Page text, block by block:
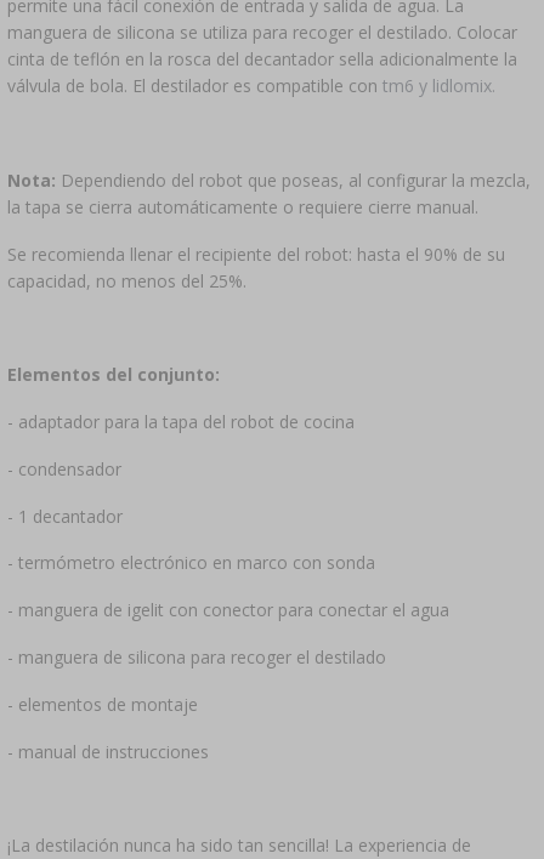
permite una fácil conexión de entrada y salida de agua. La
manguera de silicona se utiliza para recoger el destilado. Colocar
cinta de teflón en la rosca del decantador sella adicionalmente la
válvula de bola. El destilador es compatible con tm6 y lidlomix.
Nota: Dependiendo del robot que poseas, al configurar la mezcla,
la tapa se cierra automáticamente o requiere cierre manual.
Se recomienda llenar el recipiente del robot: hasta el 90% de su
capacidad, no menos del 25%.
Elementos del conjunto:
- adaptador para la tapa del robot de cocina
- condensador
- 1 decantador
- termómetro electrónico en marco con sonda
- manguera de igelit con conector para conectar el agua
- manguera de silicona para recoger el destilado
- elementos de montaje
- manual de instrucciones
¡La destilación nunca ha sido tan sencilla! La experiencia de